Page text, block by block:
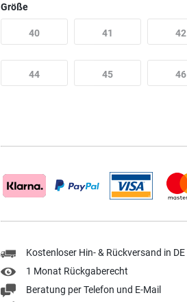
Größe
40 41 42
44 45 46
Kostenloser Hin- & Rückversand in DE
1 Monat Rückgaberecht
Beratung per Telefon und E-Mail